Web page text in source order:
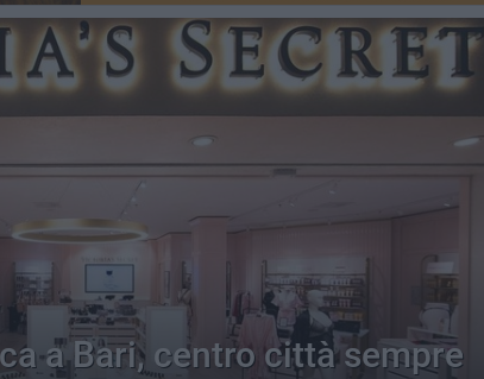
a Bari, centro città sempre